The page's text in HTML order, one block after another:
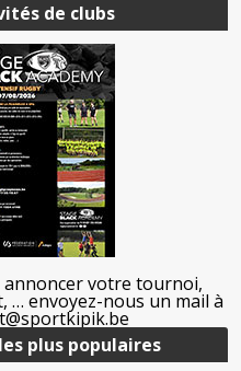
de clubs
annoncer votre tournoi,
… envoyez-nous un mail à
plus populaires